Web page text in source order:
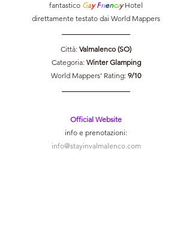
fantastico Gay Friendly Hotel
direttamente testato dai World Mappers
Città: Valmalenco (SO)
Categoria: Winter Glamping
World Mappers' Rating: 9/10
Official Website
info e prenotazioni:
info@stayinvalmalenco.com